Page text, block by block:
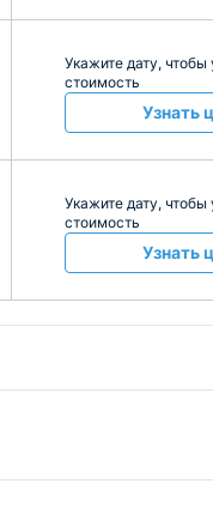
Укажите дату, чтобы
стоимость
Узнать
Укажите дату, чтобы
стоимость
Узнать